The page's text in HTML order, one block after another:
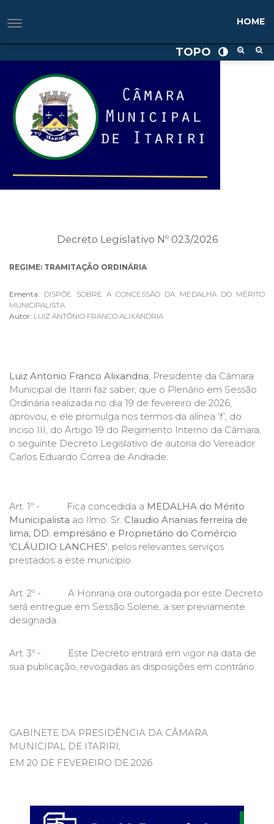
TOPO
HOME
Decreto Legislativo Nº 023/2026
REGIME: TRAMITAÇÃO ORDINÁRIA
Ementa: DISPÕE SOBRE A CONCESSÃO DA MEDALHA DO MÉRITO
MUNICIPALISTA
Autor: LUIZ ANTÔNIO FRANCO ALIXANDRIA
Luiz Antonio Franco Alixandria, Presidente da Câmara
Municipal de Itariri faz saber, que o Plenário em Sessão
Ordinária realizada no dia 19 de fevereiro de 2026,
aprovou, e ele promulga nos termos da alínea ‘f’, do
inciso III, do Artigo 19 do Regimento Interno da Câmara,
o seguinte Decreto Legislativo de autoria do Vereador
Carlos Eduardo Correa de Andrade:
Art. 1º - Fica concedida a MEDALHA do Mérito
Municipalista ao Ilmo. Sr. Claudio Ananias ferreira de
lima, DD. empresário e Proprietário do Comércio
'CLÁUDIO LANCHES', pelos relevantes serviços
prestados a este município.
Art. 2º - A Honraria ora outorgada por este Decreto
será entregue em Sessão Solene, a ser previamente
designada.
Art. 3º - Este Decreto entrará em vigor na data de
sua publicação, revogadas as disposições em contrário.
GABINETE DA PRESIDÊNCIA DA CÂMARA
MUNICIPAL DE ITARIRI,
EM 20 DE FEVEREIRO DE 2026